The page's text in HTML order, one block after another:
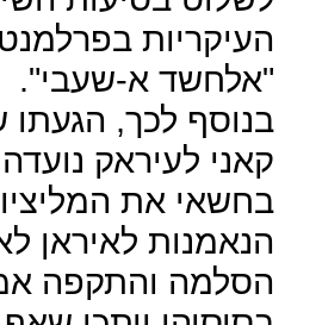
העיקריות
"אלחשד א-שעבי".
בנוסף לכך,
קאני לעיראק נועדה
בחשאי את
הנאמנות לאיראן
הסלמה והתקפה